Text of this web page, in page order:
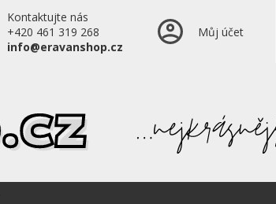
Kontaktujte nás
+420 461 319 268
info@eravanshop.cz
Můj účet